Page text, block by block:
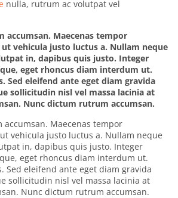
nulla, rutrum ac volutpat vel
accumsan. Maecenas tempor
vehicula justo luctus a. Nullam neque
in, dapibus quis justo. Integer
eget rhoncus diam interdum ut.
Sed eleifend ante eget diam gravida
sollicitudin nisl vel massa lacinia at
Nunc dictum rutrum accumsan.
Maecenas tempor
vehicula justo luctus a. Nullam neque
in, dapibus quis justo. Integer
eget rhoncus diam interdum ut.
Sed eleifend ante eget diam gravida
sollicitudin nisl vel massa lacinia at
Nunc dictum rutrum accumsan.